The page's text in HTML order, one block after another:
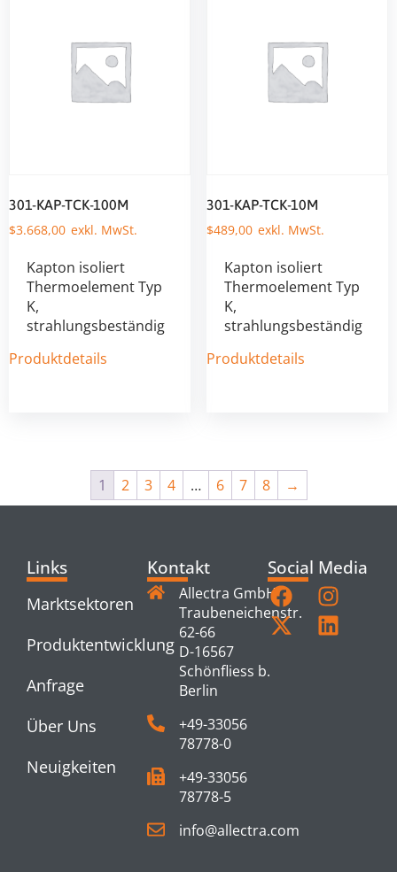
301-KAP-TCK-100M
$3.668,00
Kapton isoliert
Thermoelement Typ
K,
strahlungsbeständig
Produktdetails
301-KAP-TCK-10M
$489,00
Kapton isoliert
Thermoelement Typ
K,
strahlungsbeständig
Produktdetails
1 2 3 4 … 6 7 8 →
Links
Marktsektoren
Produktentwicklung
Anfrage
Über Uns
Neuigkeiten
Kontakt
Allectra GmbH
Traubeneichenstr.
62-66
D-16567
Schönfliess b.
Berlin
+49-33056
78778-0
+49-33056
78778-5
info@allectra.com
Social Media